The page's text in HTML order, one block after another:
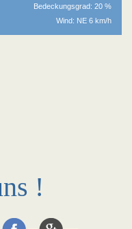
Bedeckungsgrad: 20 %
Wind: NE 6 km/h
!